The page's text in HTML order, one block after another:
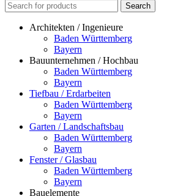
Search
Architekten / Ingenieure
Baden Württemberg
Bayern
Bauunternehmen / Hochbau
Baden Württemberg
Bayern
Tiefbau / Erdarbeiten
Baden Württemberg
Bayern
Garten / Landschaftsbau
Baden Württemberg
Bayern
Fenster / Glasbau
Baden Württemberg
Bayern
Bauelemente